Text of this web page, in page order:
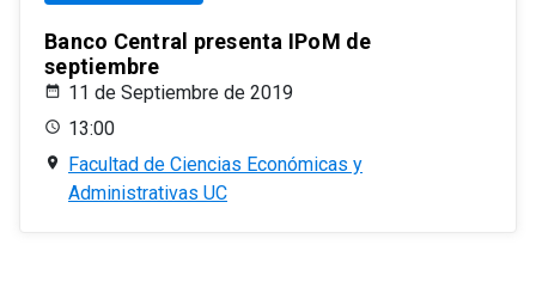
Banco Central presenta IPoM de
septiembre
11 de Septiembre de 2019
13:00
Facultad de Ciencias Económicas y
Administrativas UC